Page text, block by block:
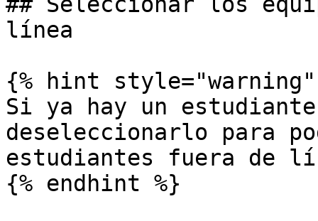
línea
{% hint style="warning"
Si ya hay un
deseleccionarlo para
estudiantes fuera de
{% endhint %}